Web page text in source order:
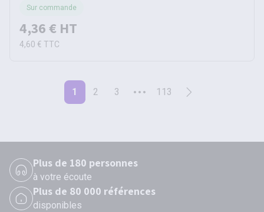
Sur commande
4,36 € HT
4,60 € TTC
1 2 3 113
Plus de 180 personnes
à votre écoute
Plus de 80 000 références
disponibles